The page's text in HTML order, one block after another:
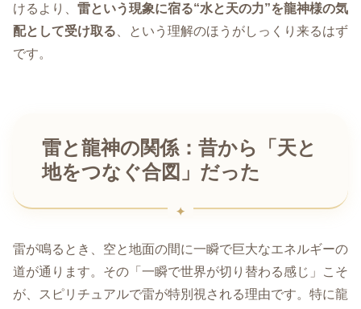
けるより、 雷という現象に宿る“水と天の力”を龍神様の気
配として受け取る 、という理解のほうがしっくり来るはず
です。
雷と龍神の関係：昔から「天と
地をつなぐ合図」だった
雷が鳴るとき、空と地面の間に一瞬で巨大なエネルギーの
道が通ります。その「一瞬で世界が切り替わる感じ」こそ
が、スピリチュアルで雷が特別視される理由です。特に龍